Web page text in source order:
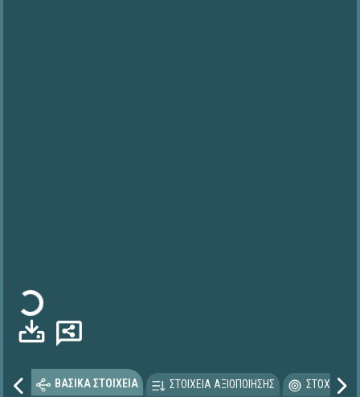
Φόρτωση...
ΒΑΣΙΚΑ ΣΤΟΙΧΕΙΑ ΣΤΟΙΧΕΙΑ ΑΞΙΟΠΟΙΗΣΗΣ